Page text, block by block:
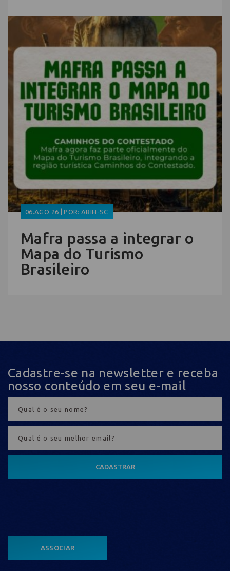
06.AGO.26 | POR: ABIH-SC
Mafra passa a integrar o
Mapa do Turismo
Brasileiro
Cadastre-se na newsletter e receba
nosso conteúdo em seu e-mail
CADASTRAR
ASSOCIAR